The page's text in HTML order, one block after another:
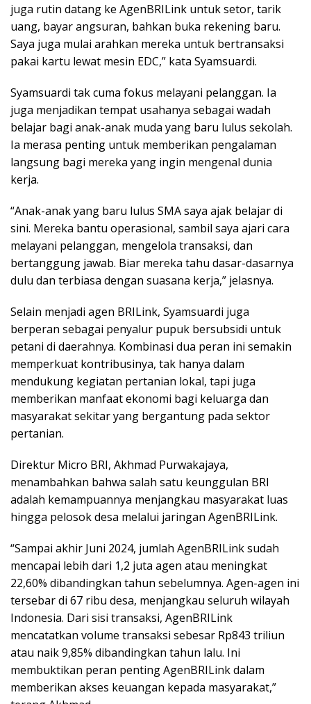
juga rutin datang ke AgenBRILink untuk setor, tarik
uang, bayar angsuran, bahkan buka rekening baru.
Saya juga mulai arahkan mereka untuk bertransaksi
pakai kartu lewat mesin EDC,” kata Syamsuardi.
Syamsuardi tak cuma fokus melayani pelanggan. Ia
juga menjadikan tempat usahanya sebagai wadah
belajar bagi anak-anak muda yang baru lulus sekolah.
Ia merasa penting untuk memberikan pengalaman
langsung bagi mereka yang ingin mengenal dunia
kerja.
“Anak-anak yang baru lulus SMA saya ajak belajar di
sini. Mereka bantu operasional, sambil saya ajari cara
melayani pelanggan, mengelola transaksi, dan
bertanggung jawab. Biar mereka tahu dasar-dasarnya
dulu dan terbiasa dengan suasana kerja,” jelasnya.
Selain menjadi agen BRILink, Syamsuardi juga
berperan sebagai penyalur pupuk bersubsidi untuk
petani di daerahnya. Kombinasi dua peran ini semakin
memperkuat kontribusinya, tak hanya dalam
mendukung kegiatan pertanian lokal, tapi juga
memberikan manfaat ekonomi bagi keluarga dan
masyarakat sekitar yang bergantung pada sektor
pertanian.
Direktur Micro BRI, Akhmad Purwakajaya,
menambahkan bahwa salah satu keunggulan BRI
adalah kemampuannya menjangkau masyarakat luas
hingga pelosok desa melalui jaringan AgenBRILink.
“Sampai akhir Juni 2024, jumlah AgenBRILink sudah
mencapai lebih dari 1,2 juta agen atau meningkat
22,60% dibandingkan tahun sebelumnya. Agen-agen ini
tersebar di 67 ribu desa, menjangkau seluruh wilayah
Indonesia. Dari sisi transaksi, AgenBRILink
mencatatkan volume transaksi sebesar Rp843 triliun
atau naik 9,85% dibandingkan tahun lalu. Ini
membuktikan peran penting AgenBRILink dalam
memberikan akses keuangan kepada masyarakat,”